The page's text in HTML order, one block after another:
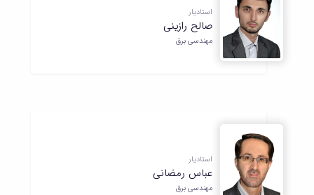
استادیار
صالح رازینی
مهندسی برق
استادیار
عباس رمضانی
مهندسی برق